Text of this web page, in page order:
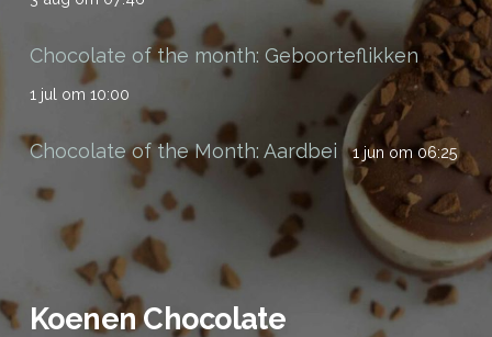
Chocolate of the month: Geboorteflikken
1 jul om 10:00
Chocolate of the Month: Aardbei 1 jun om 06:25
Koenen Chocolate